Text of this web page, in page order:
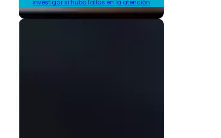
investigar si hubo fallas en la atención